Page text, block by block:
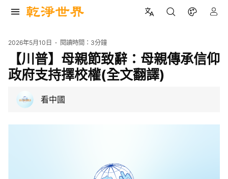
2026年5月10日 閱讀時間： 3分鐘
【川普】母親節致辭：母親傳承信仰
政府支持擇校權(全文翻譯)
看中國